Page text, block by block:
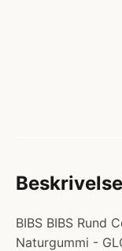
Beskrivelse
BIBS BIBS Rund
Naturgummi -